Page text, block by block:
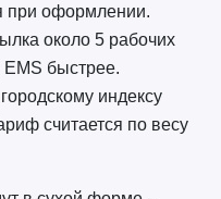
при оформлении.
около 5 рабочих
быстрее.
индексу
считается по весу